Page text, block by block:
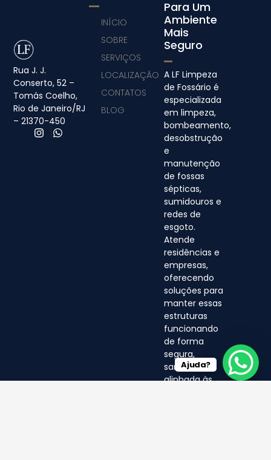
Rua J. J.
Conserto, 52 –
Tomás Coelho,
Rio de Janeiro/RJ
– 21370-450
Para Um
Ambiente
Mais
Seguro
A LF Limpeza
de Fossário é
especializada
em limpeza,
bombeamento,
desobstrução
e
manutenção
de fossas
sépticas,
sumidouros e
redes de
esgoto.
Atende
residências e
empresas,
oferecendo
soluções para
manter essas
estruturas
funcionando
de forma
segura,
sanitária e
alinhada às
INÍCIO
SOBRE
SERVIÇOS
LOCALIZAÇÃO
CONTATOS
BLOG
Ajuda?